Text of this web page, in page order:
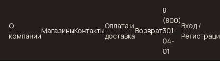
О
компании
МагазиныКонтакты
Оплата и
доставка
Возврат
8
(800)
301-
04-
01
Вход /